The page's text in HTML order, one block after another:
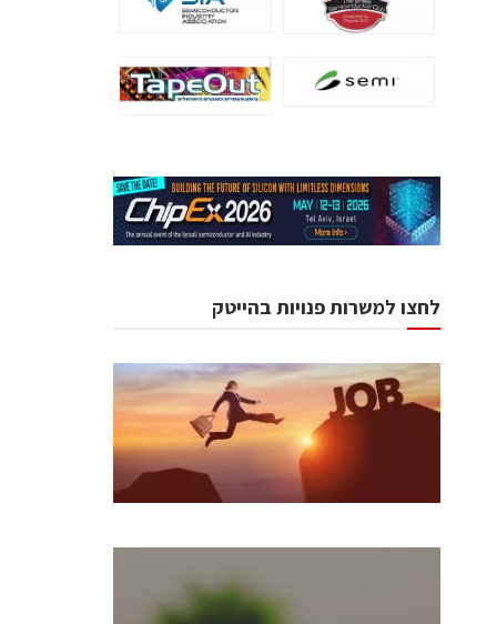
לחצו למשרות פנויות בהייטק